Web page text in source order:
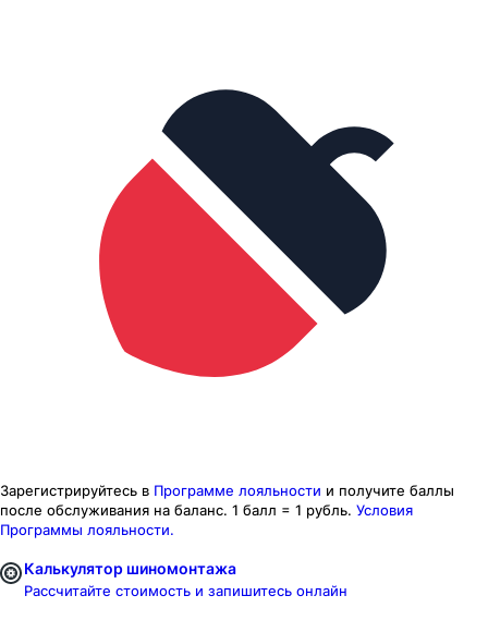
Зарегистрируйтесь в Программе лояльности и получите баллы
после обслуживания на баланс. 1 балл = 1 рубль. Условия
Программы лояльности.
Калькулятор шиномонтажа
Рассчитайте стоимость и запишитесь онлайн